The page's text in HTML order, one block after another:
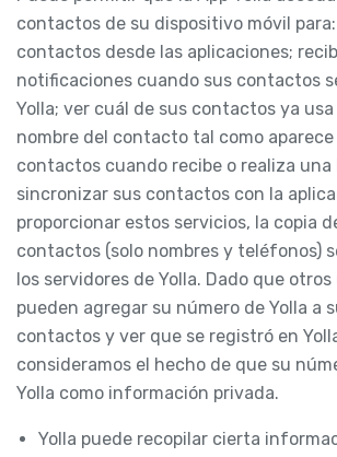
contactos de su dispositivo móvil
contactos desde las aplicaciones;
notificaciones cuando sus contactos
Yolla; ver cuál de sus contactos ya usa
nombre del contacto tal como
contactos cuando recibe o realiza una
sincronizar sus contactos con la
proporcionar estos servicios, la copia
contactos (solo nombres y teléfonos)
los servidores de Yolla. Dado que otros
pueden agregar su número de Yolla a
contactos y ver que se registró en
consideramos el hecho de que su
Yolla como información privada.
Yolla puede recopilar cierta